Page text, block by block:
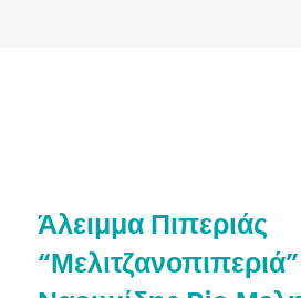
Άλειμμα Πιπεριάς